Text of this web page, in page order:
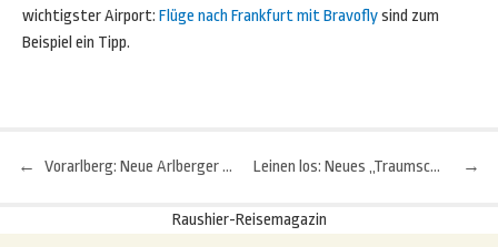
wichtigster Airport: Flüge nach Frankfurt mit Bravoflysind zum
Beispiel ein Tipp.
Beitragsnavigation
← Vorarlberg: Neue Arlberger Verbindungsbahn zwischen Zürs und Stuben/Rauz →
Leinen los: Neues „Traumschiff“ für den Achensee
Raushier-Reisemagazin